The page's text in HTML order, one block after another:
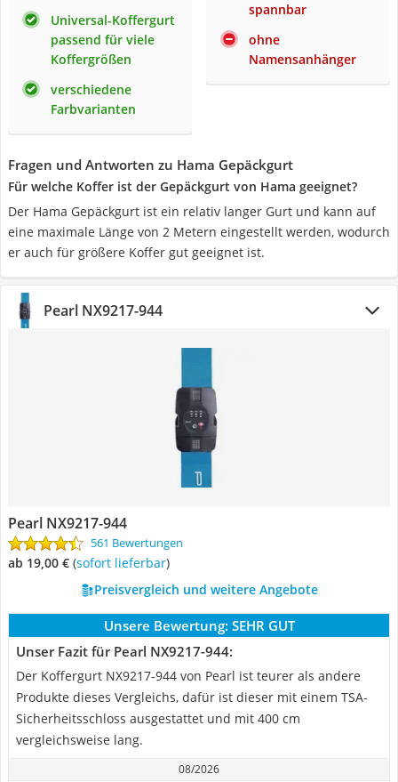
Universal-Koffergurt
passend für viele
Koffergrößen
verschiedene
Farbvarianten
spannbar
ohne
Namensanhänger
Fragen und Antworten zu Hama Gepäckgurt
Für welche Koffer ist der Gepäckgurt von Hama geeignet?
Der Hama Gepäckgurt ist ein relativ langer Gurt und kann auf
eine maximale Länge von 2 Metern eingestellt werden, wodurch
er auch für größere Koffer gut geeignet ist.
Pearl NX9217-944
Pearl NX9217-944
561 Bewertungen
ab 19,00 € ( Sofort lieferbar)
Preisvergleich und weitere Angebote
Unsere Bewertung: SEHR GUT
Unser Fazit für Pearl NX9217-944:
Der Koffergurt NX9217-944 von Pearl ist teurer als andere
Produkte dieses Vergleichs, dafür ist dieser mit einem TSA-
Sicherheitsschloss ausgestattet und mit 400 cm
vergleichsweise lang.
08/2026